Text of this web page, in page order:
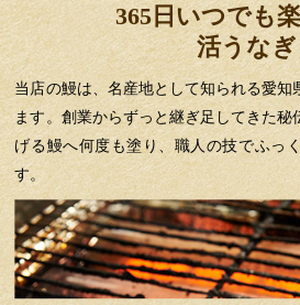
365日いつでも
活うなぎ
当店の鰻は、名産地として知られる愛知
ます。創業からずっと継ぎ足してきた
げる鰻へ何度も塗り、職人の技でふっ
す。